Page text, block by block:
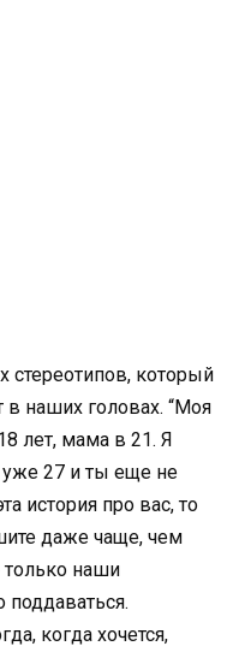
стереотипов, который
наших головах. “Моя
лет, мама в 21. Я
27 и ты еще не
история про вас, то
даже чаще, чем
только наши
когда хочется,